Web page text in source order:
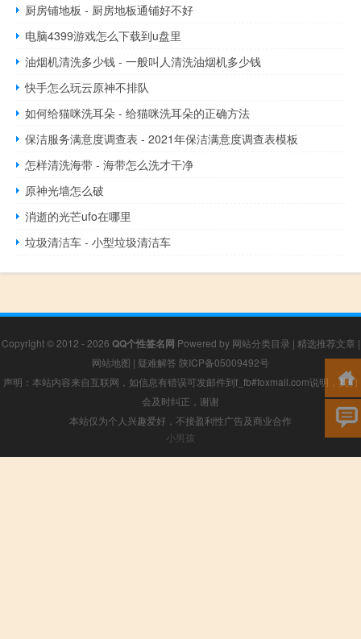
厨房铺地板 - 厨房地板通铺好不好
电脑4399游戏怎么下载到u盘里
油烟机清洗多少钱 - 一般叫人清洗油烟机多少钱
快手怎么玩云原神不排队
如何给猫咪洗耳朵 - 给猫咪洗耳朵的正确方法
保洁服务满意度调查表 - 2021年保洁满意度调查表模板
怎样清洗海带 - 海带怎么洗才干净
原神光墙怎么破
消逝的光芒ufo在哪里
垃圾清洁车 - 小型垃圾清洁车
Copyright © 2012 - 2026 QQ个性签名网 Powered by 网站分类目录 | 精选推荐文章 |
网站地图 | 疑难解答 陕ICP备05009492号
声明：本站内容来自互联网，如信息有错误可发邮件到f_fb#foxmail.com说明，我们
会及时纠正，谢谢
本站仅为个人兴趣爱好，不接盈利性广告及商业合作
小男孩